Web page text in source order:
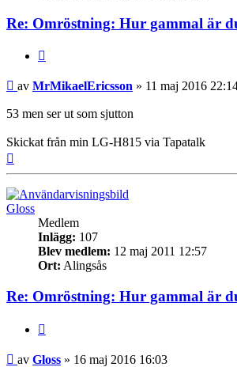
Re: Omröstning: Hur gammal är
Inlägg
av MrMikaelEricsson » 11 maj 2016
53 men ser ut som sjutton
Skickat från min LG-H815 via Tapatalk
Gloss
Medlem
Inlägg: 107
Blev medlem: 12 maj 2011 12:57
Ort: Alingsås
Re: Omröstning: Hur gammal är
Inlägg
av Gloss » 16 maj 2016 16:03